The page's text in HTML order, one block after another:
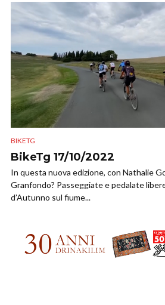
BIKETG
BikeTg 17/10/2022
In questa nuova edizione, con Nathalie
Granfondo? Passeggiate e pedalate
d’Autunno sul fiume...